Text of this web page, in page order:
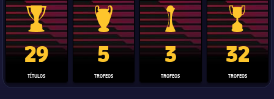
Trofeo de La Liga
29
TÍTULOS
Trofeo de la Liga de Campeones
5
TROFEOS
Trofeo del Mundial de
3
TROFEOS
Copa del
32
TROFEOS